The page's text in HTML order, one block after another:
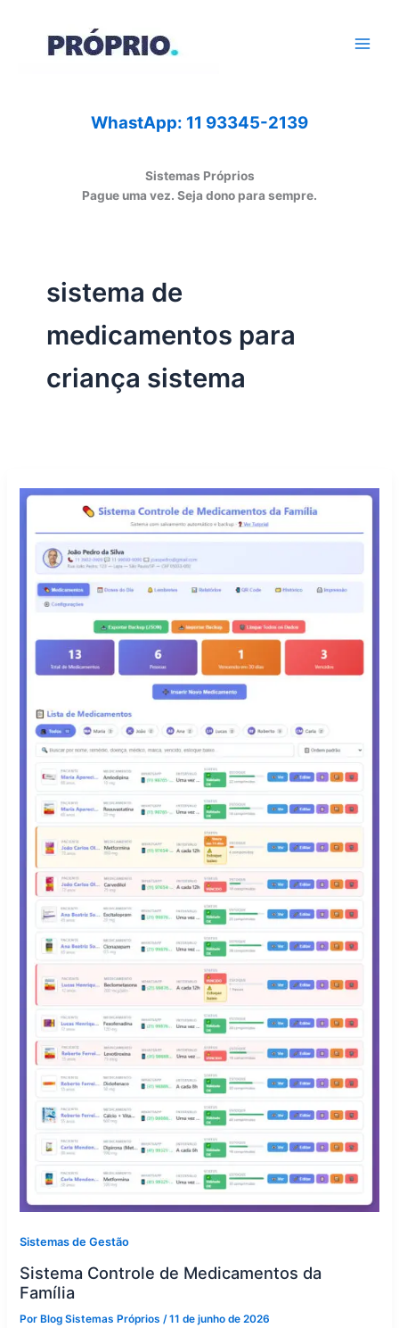
WhastApp: 11 93345-2139
Sistemas Próprios
Pague uma vez. Seja dono para sempre.
sistema de
medicamentos para
criança sistema
Sistemas de Gestão
Sistema Controle de Medicamentos da
Família
Por Blog Sistemas Próprios/11 de junho de 2026